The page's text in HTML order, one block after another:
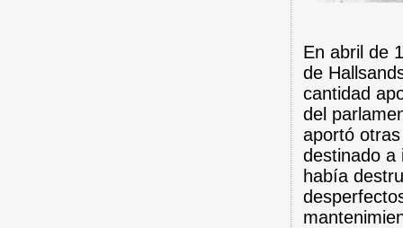
En abril de
de
cantidad
del
aportó
destinado a
había